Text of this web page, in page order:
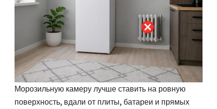
Морозильную камеру лучше ставить на ровную
поверхность, вдали от плиты, батареи и прямых